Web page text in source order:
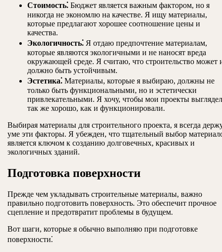
Стоимость⁚ Бюджет является важным фактором, но я
никогда не экономлю на качестве. Я ищу материалы,
которые предлагают хорошее соотношение цены и
качества.
Экологичность⁚ Я отдаю предпочтение материалам,
которые являются экологичными и не наносят вреда
окружающей среде. Я считаю, что строительство может
должно быть устойчивым.
Эстетика⁚ Материалы, которые я выбираю, должны не
только быть функциональными, но и эстетически
привлекательными. Я хочу, чтобы мои проекты
так же хорошо, как и функционировали.
Выбирая материалы для строительного проекта, я всегда
уме эти факторы. Я убежден, что тщательный выбор
является ключом к созданию долговечных, красивых и
экологичных зданий.
Подготовка поверхности
Прежде чем укладывать строительные материалы, важно
правильно подготовить поверхность. Это обеспечит прочное
сцепление и предотвратит проблемы в будущем.
Вот шаги, которые я обычно выполняю при подготовке
поверхности⁚